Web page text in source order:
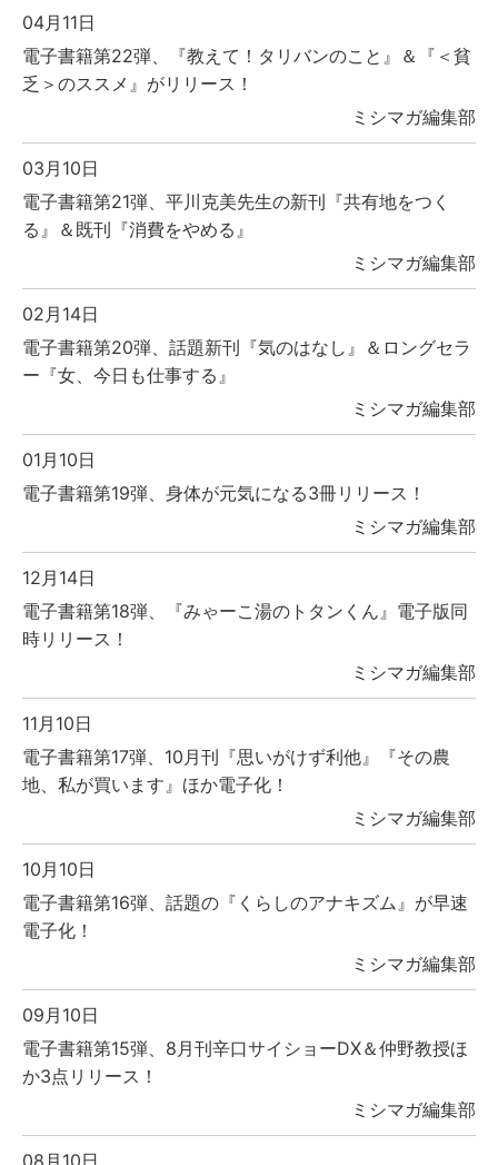
04月11日
電子書籍第22弾、『教えて！タリバンのこと』＆『＜貧
乏＞のススメ』がリリース！
ミシマガ編集部
03月10日
電子書籍第21弾、平川克美先生の新刊『共有地をつく
る』＆既刊『消費をやめる』
ミシマガ編集部
02月14日
電子書籍第20弾、話題新刊『気のはなし』＆ロングセラ
ー『女、今日も仕事する』
ミシマガ編集部
01月10日
電子書籍第19弾、身体が元気になる3冊リリース！
ミシマガ編集部
12月14日
電子書籍第18弾、『みゃーこ湯のトタンくん』電子版同
時リリース！
ミシマガ編集部
11月10日
電子書籍第17弾、10月刊『思いがけず利他』『その農
地、私が買います』ほか電子化！
ミシマガ編集部
10月10日
電子書籍第16弾、話題の『くらしのアナキズム』が早速
電子化！
ミシマガ編集部
09月10日
電子書籍第15弾、8月刊辛口サイショーDX＆仲野教授ほ
か3点リリース！
ミシマガ編集部